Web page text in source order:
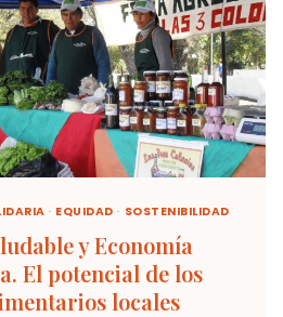
· EQUIDAD · SOSTENIBILIDAD
y Economía
El potencial de los
locales